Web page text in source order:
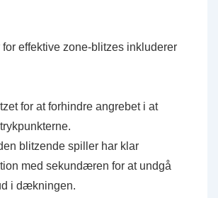
effektive zone-blitzes inkluderer
for at forhindre angrebet i at
blitzende spiller har klar
med sekundæren for at undgå
i dækningen.